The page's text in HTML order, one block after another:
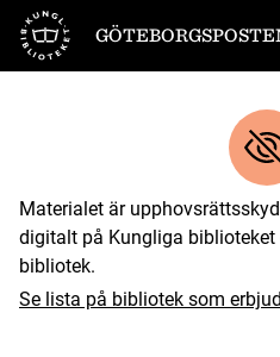
Till startsidan
Materialet är
digitalt på Kungliga
bibliotek.
Se lista på bibliotek som